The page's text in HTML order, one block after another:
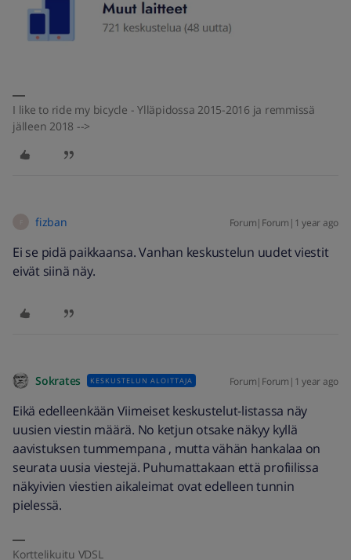
I like to ride my bicycle - Ylläpidossa 2015-2016 ja remmissä
jälleen 2018 -->
fizban Forum|Forum|1 year ago
Ei se pidä paikkaansa. Vanhan keskustelun uudet viestit
eivät siinä näy.
Sokrates KESKUSTELUN ALOITTAJA Forum|Forum|1 year ago
Eikä edelleenkään Viimeiset keskustelut-listassa näy
uusien viestin määrä. No ketjun otsake näkyy kyllä
aavistuksen tummempana , mutta vähän hankalaa on
seurata uusia viestejä. Puhumattakaan että profiilissa
näkyivien viestien aikaleimat ovat edelleen tunnin
pielessä.
Korttelikuitu VDSL